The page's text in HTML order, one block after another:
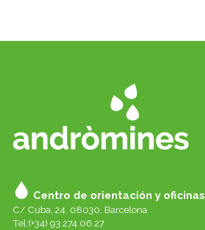
Centro de orientación y oficinas
C/ Cuba, 24. 08030, Barcelona
Tel:(+34) 93 274 06 27